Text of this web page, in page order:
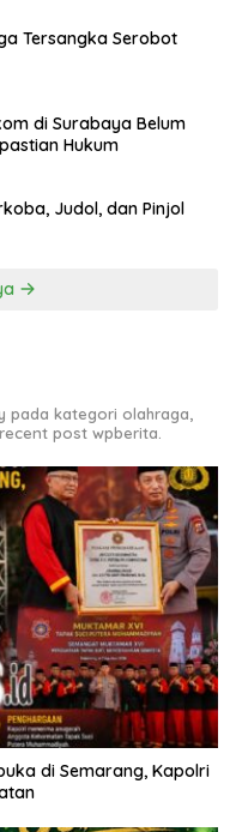
Tersangka Serobot
di Surabaya Belum
Hukum
Judol, dan Pinjol
pada kategori olahraga,
post wpberita.
di Semarang, Kapolri